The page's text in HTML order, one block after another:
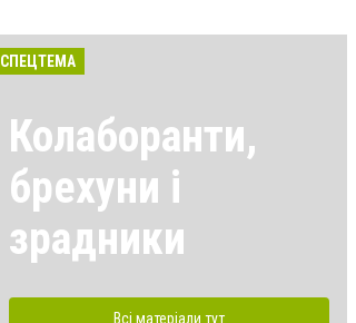
СПЕЦТЕМА
Колаборанти,
брехуни і
зрадники
Всі матеріали тут